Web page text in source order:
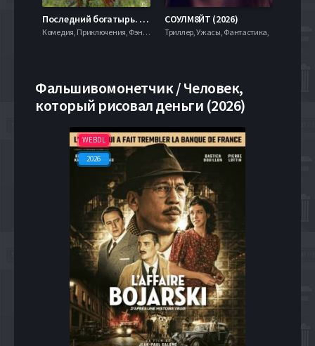
Последний богатырь. Колобок (2026)
Комедия, Приключения, Фэнтези,
СОУЛМ8ЙТ (2026)
Триллер, Ужасы, Фантастика,
Фальшивомонетчик / Человек,
который рисовал деньги (2026)
WEBDL
2026